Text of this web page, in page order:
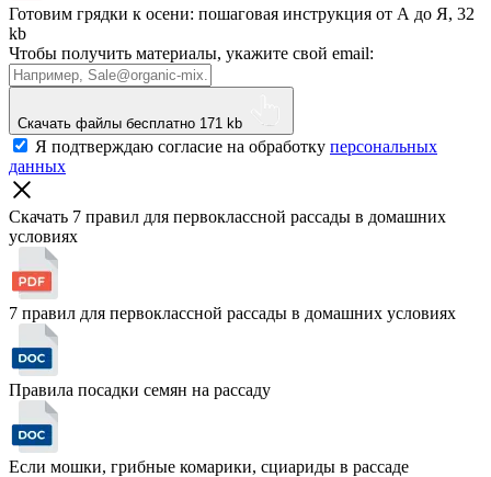
Готовим грядки к осени: пошаговая инструкция от А до Я, 32
kb
Чтобы получить материалы, укажите свой email:
Скачать файлы бесплатно 171 kb
Я подтверждаю согласие на обработку персональных
данных
Скачать 7 правил для первоклассной рассады в домашних
условиях
7 правил для первоклассной рассады в домашних условиях
Правила посадки семян на рассаду
Если мошки, грибные комарики, сциариды в рассаде